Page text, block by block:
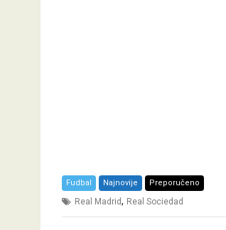
Fudbal Najnovije Preporučeno
Real Madrid, Real Sociedad